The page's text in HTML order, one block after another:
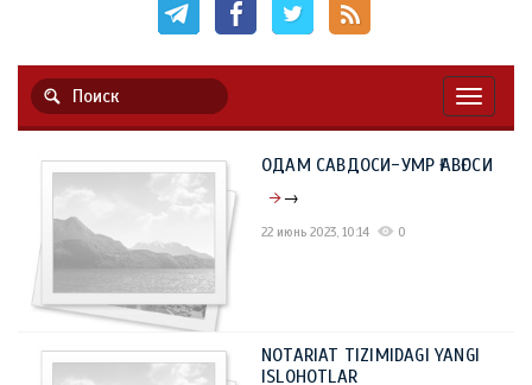
ОДАМ САВДОСИ-УМР ҒАВҒОСИ
→
22 июнь 2023, 10:14 0
NOTARIAT TIZIMIDAGI YANGI
ISLOHOTLAR